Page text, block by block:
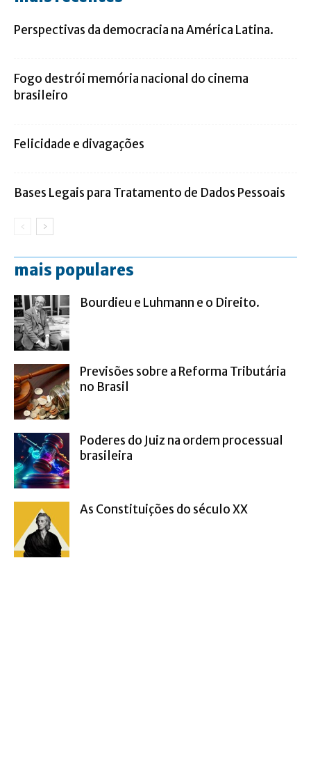
Perspectivas da democracia na América Latina.
Fogo destrói memória nacional do cinema
brasileiro
Felicidade e divagações
Bases Legais para Tratamento de Dados Pessoais
mais populares
Bourdieu e Luhmann e o Direito.
Previsões sobre a Reforma Tributária
no Brasil
Poderes do Juiz na ordem processual
brasileira
As Constituições do século XX